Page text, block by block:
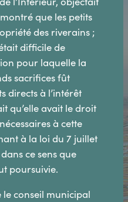
que les petits
des riverains ;
difficile de
pour laquelle la
sacrifices fût
directs à l’intérêt
qu’elle avait le droit
à cette
à la loi du 7 juillet
ce sens que
poursuivie.
le conseil municipal